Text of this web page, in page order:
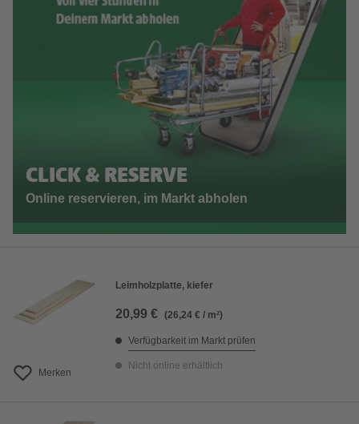
CLICK & RESERVE
Online reservieren, im Markt abholen
Merken
Leimholzplatte, kiefer
20,99 € (26,24 € / m²)
Verfügbarkeit im Markt prüfen
Nicht online erhältlich